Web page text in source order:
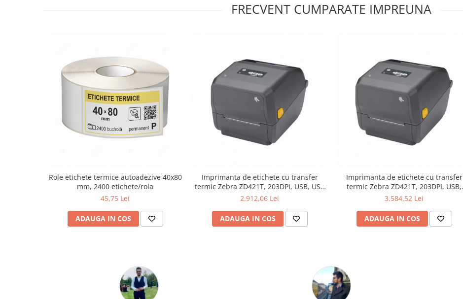
FRECVENT CUMPARATE IMPREUNA
Role etichete termice autoadezive 40x80
mm, 2400 etichete/rola
45,75 Lei
ADAUGA IN COS
Imprimanta de etichete cu transfer
termic Zebra ZD421T, 203DPI, USB, USB
Host, BLE
2.912,06 Lei
ADAUGA IN COS
Imprimanta de etichete cu transfer
termic Zebra ZD421T, 203DPI, USB,
Ethernet, Bluetooth
3.584,52 Lei
ADAUGA IN COS